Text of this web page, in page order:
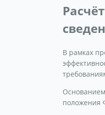
В рамках
положения